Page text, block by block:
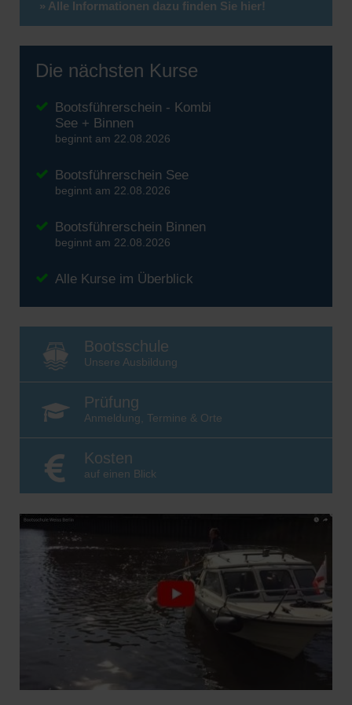
» Alle Informationen dazu finden Sie hier!
Die nächsten Kurse
Bootsführerschein - Kombi
See + Binnen
beginnt am 22.08.2026
Bootsführerschein See
beginnt am 22.08.2026
Bootsführerschein Binnen
beginnt am 22.08.2026
Alle Kurse im Überblick
Bootsschule
Unsere Ausbildung
Prüfung
Anmeldung, Termine & Orte
Kosten
auf einen Blick